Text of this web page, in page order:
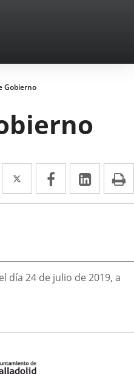
Gobierno
Twitter
Enlace
a
externa.
Facebook
Enlace
a
externa.
Enlace
a
día 24 de julio de 2019, a